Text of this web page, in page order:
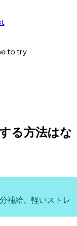
to try
る方法はな
補給、軽いストレ